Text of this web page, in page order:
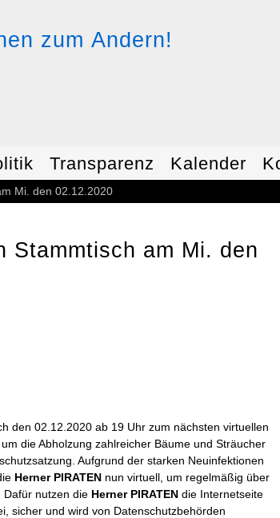
Transparenz Kalender
Mi. den 02.12.2020
Stammtisch am Mi. den
den 02.12.2020 ab 19 Uhr zum nächsten virtuellen
die Abholzung zahlreicher Bäume und Sträucher
Aufgrund der starken Neuinfektionen
Herner PIRATEN nun virtuell, um regelmäßig über
Dafür nutzen die Herner PIRATEN die Internetseite
sicher und wird von Datenschutzbehörden